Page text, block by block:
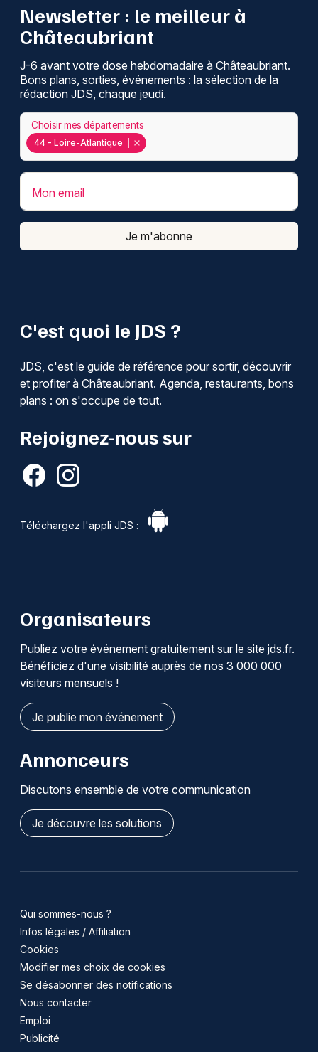
C'est quoi le JDS ?
JDS, c'est le guide de référence pour sortir, découvrir
et profiter à Châteaubriant. Agenda, restaurants, bons
plans : on s'occupe de tout.
Rejoignez-nous sur
Téléchargez l'appli JDS :
Newsletter : le meilleur à
Châteaubriant
J-6 avant votre dose hebdomadaire à Châteaubriant.
Bons plans, sorties, événements : la sélection de la
rédaction JDS, chaque jeudi.
44 - Loire-Atlantique
Choisir mes départements
Mon email
Je m'abonne
Organisateurs
Publiez votre événement gratuitement sur le site jds.fr.
Bénéficiez d'une visibilité auprès de nos 3 000 000
visiteurs mensuels !
Je publie mon événement
Annonceurs
Discutons ensemble de votre communication
Je découvre les solutions
Qui sommes-nous ?
Infos légales / Affiliation
Cookies
Modifier mes choix de cookies
Se désabonner des notifications
Nous contacter
Emploi
Publicité